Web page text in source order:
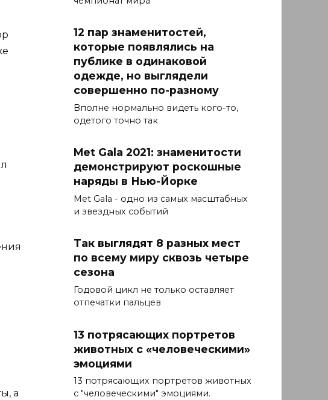
а
12 пар знаменитостей,
которые появлялись на
публике в одинаковой
одежде, но выглядели
совершенно по-разному
Вполне нормально видеть кого-то,
одетого точно так
Met Gala 2021: знаменитости
демонстрируют роскошные
наряды в Нью-Йорке
Met Gala - одно из самых масштабных
и звездных событий
Так выглядят 8 разных мест
по всему миру сквозь четыре
сезона
Годовой цикл не только оставляет
отпечатки пальцев
13 потрясающих портретов
животных с «человеческими»
эмоциями
13 потрясающих портретов животных
с "человеческими" эмоциями.